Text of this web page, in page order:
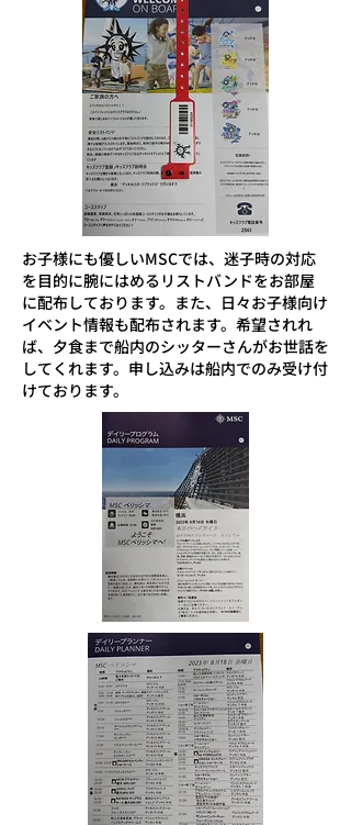
​お子様にも優しいMSCでは、迷子時の対応
を目的に腕にはめるリストバンドをお部屋
に配布しております。また、日々お子様向け
イベント情報も配布されます。希望されれ
ば、夕食まで船内のシッターさんがお世話を
してくれます。申し込みは船内でのみ受け付
けております。